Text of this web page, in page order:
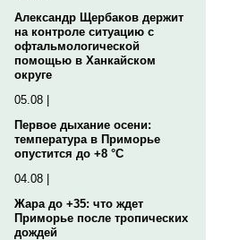
Александр Щербаков держит
на контроле ситуацию с
офтальмологической
помощью в Ханкайском
округе
05.08 |
Первое дыхание осени:
температура в Приморье
опустится до +8 °C
04.08 |
Жара до +35: что ждет
Приморье после тропических
дождей